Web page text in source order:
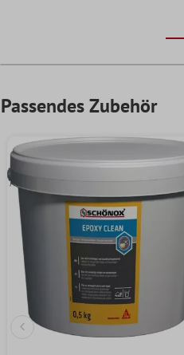
Passendes Zubehör
Vorherige Folie